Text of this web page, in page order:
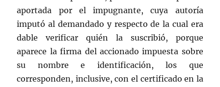
aportada por el impugnante, cuya autoría
imputó al demandado y respecto de la cual era
dable verificar quién la suscribió, porque
aparece la firma del accionado impuesta sobre
su nombre e identificación, los que
corresponden, inclusive, con el certificado en la